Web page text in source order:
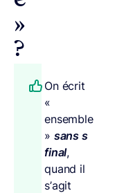
»
?
On écrit
«
ensemble
» sans s
final,
quand il
s’agit